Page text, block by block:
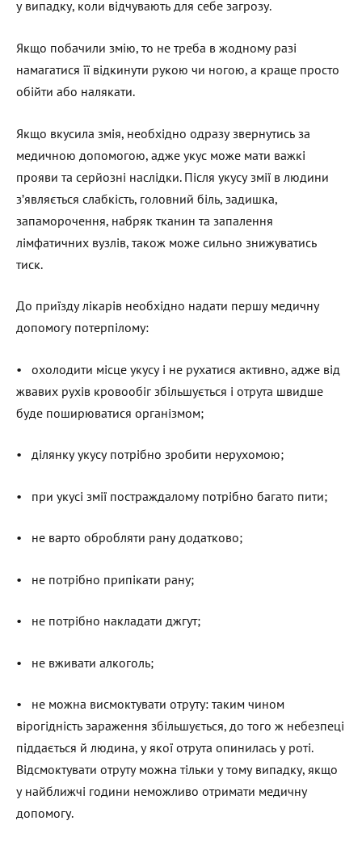
у випадку, коли відчувають для себе загрозу.
Якщо побачили змію, то не треба в жодному разі
намагатися її відкинути рукою чи ногою, а краще просто
обійти або налякати.
Якщо вкусила змія, необхідно одразу звернутись за
медичною допомогою, адже укус може мати важкі
прояви та серйозні наслідки. Після укусу змії в людини
з’являється слабкість, головний біль, задишка,
запаморочення, набряк тканин та запалення
лімфатичних вузлів, також може сильно знижуватись
тиск.
До приїзду лікарів необхідно надати першу медичну
допомогу потерпілому:
• охолодити місце укусу і не рухатися активно, адже від
жвавих рухів кровообіг збільшується і отрута швидше
буде поширюватися організмом;
• ділянку укусу потрібно зробити нерухомою;
• при укусі змії постраждалому потрібно багато пити;
• не варто обробляти рану додатково;
• не потрібно припікати рану;
• не потрібно накладати джгут;
• не вживати алкоголь;
• не можна висмоктувати отруту: таким чином
вірогідність зараження збільшується, до того ж небезпеці
піддається й людина, у якої отрута опинилась у роті.
Відсмоктувати отруту можна тільки у тому випадку, якщо
у найближчі години неможливо отримати медичну
допомогу.